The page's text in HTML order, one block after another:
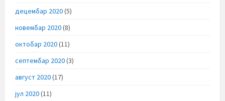
децембар 2020(5)
новембар 2020(8)
октобар 2020(11)
септембар 2020(3)
август 2020(17)
јул 2020(11)